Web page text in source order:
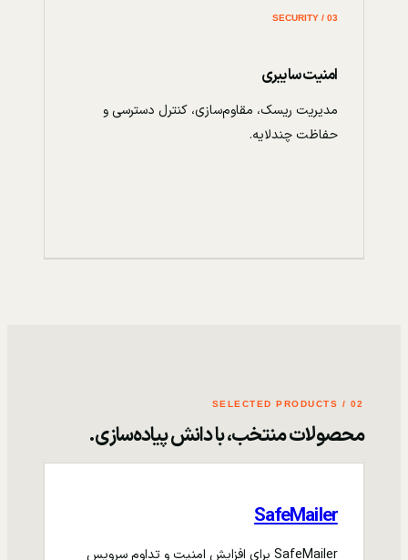
03 / SECURITY
امنیت سایبری
مدیریت ریسک، مقاوم‌سازی، کنترل دسترسی و
حفاظت چندلایه.
02 / SELECTED PRODUCTS
محصولات منتخب، با دانش پیاده‌سازی.
SafeMailer
SafeMailer برای افزایش امنیت و تداوم سرویس